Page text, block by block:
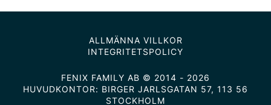
ALLMÄNNA VILLKOR
INTEGRITETSPOLICY
FENIX FAMILY AB © 2014 - 2026
HUVUDKONTOR: BIRGER JARLSGATAN 57, 113 56
STOCKHOLM